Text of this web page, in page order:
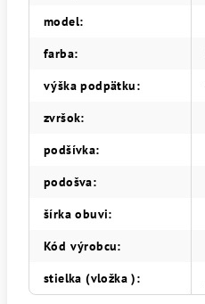
model:
farba:
výška podpätku:
zvršok:
podšívka:
podošva:
šírka obuvi:
Kód výrobcu:
stielka (vložka ):